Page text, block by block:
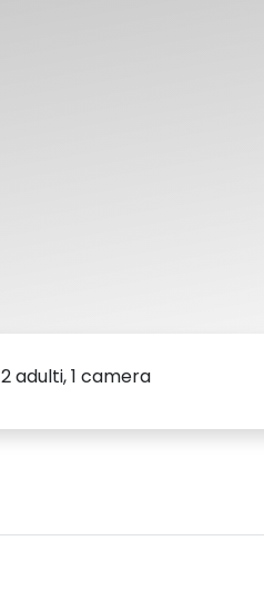
2 adulti, 1 camera